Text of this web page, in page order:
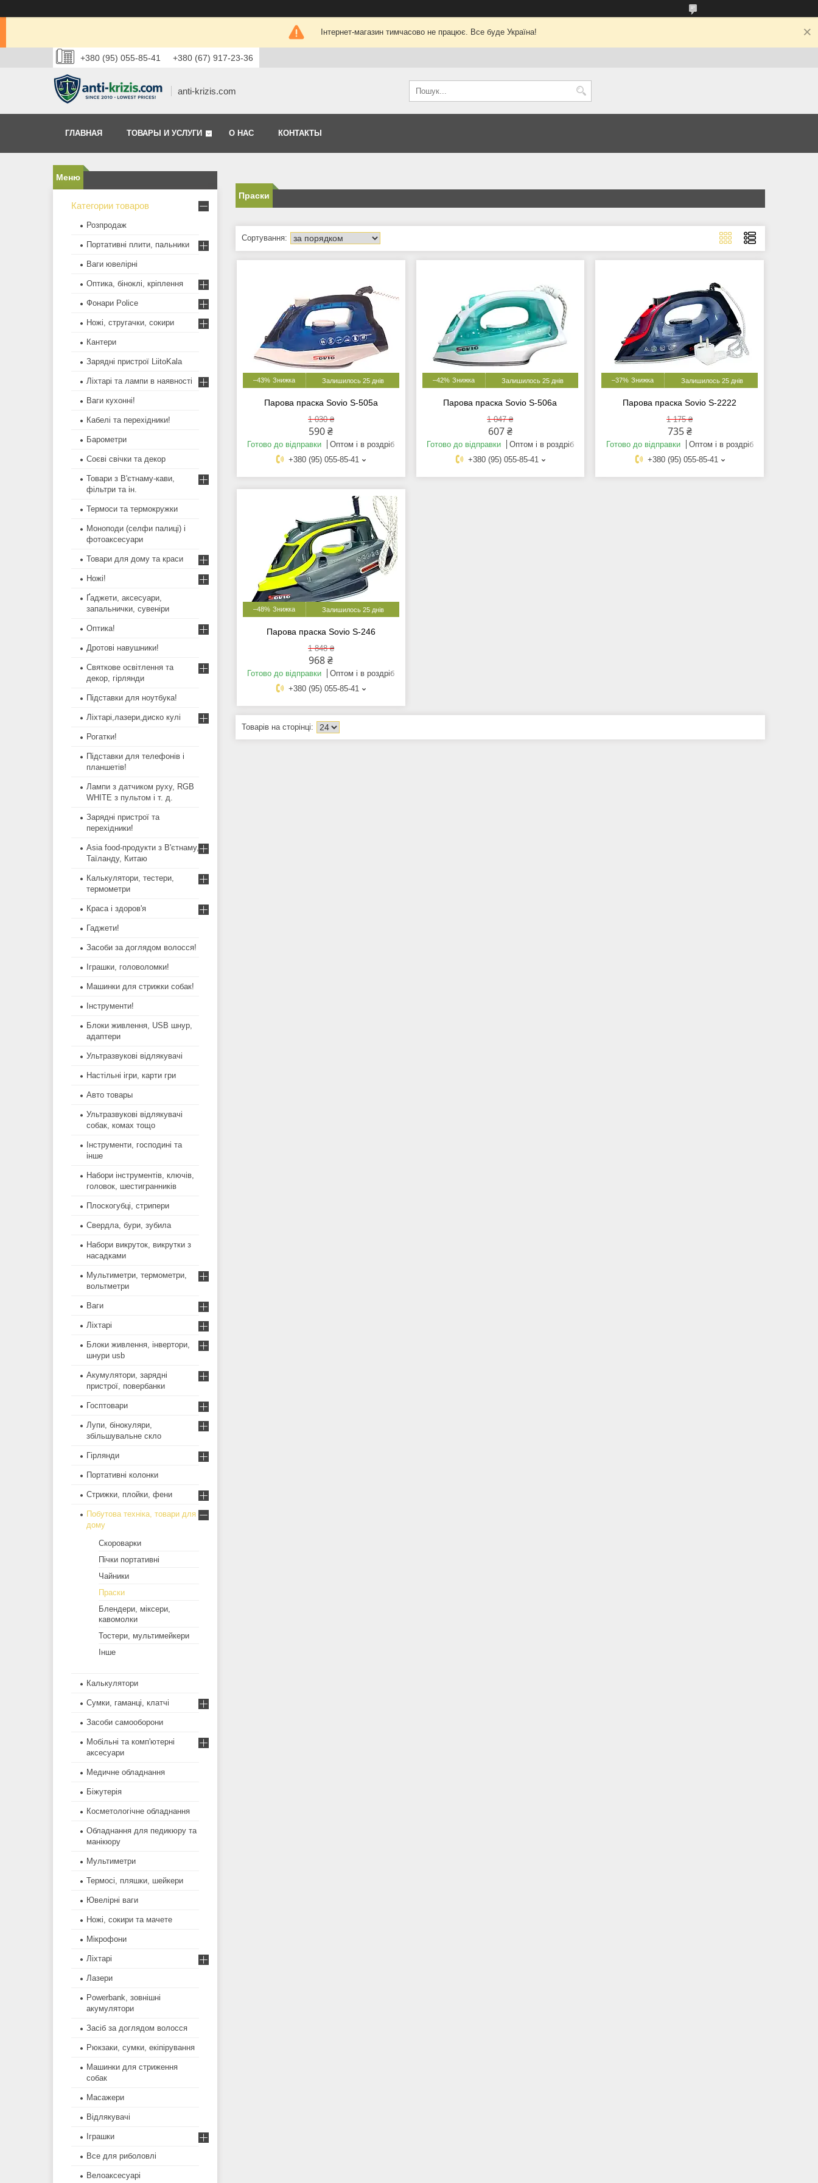
Інтернет-магазин тимчасово не працює. Все буде Україна!
+380 (95) 055-85-41 +380 (67) 917-23-36
anti-krizis.com
ГЛАВНАЯ ТОВАРЫ И УСЛУГИ О НАС КОНТАКТЫ
Праски
–43% Залишилось 25 днів
Парова праска Sovio S-505a
1 030 ₴
590 ₴
Готово до відправки
Оптом і в роздріб
+380 (95) 055-85-41
–42% Залишилось 25 днів
Парова праска Sovio S-506a
1 047 ₴
607 ₴
Готово до відправки
Оптом і в роздріб
+380 (95) 055-85-41
–37% Залишилось 25 днів
Парова праска Sovio S-2222
1 175 ₴
735 ₴
Готово до відправки
Оптом і в роздріб
+380 (95) 055-85-41
–48% Залишилось 25 днів
Парова праска Sovio S-246
1 848 ₴
968 ₴
Готово до відправки
Оптом і в роздріб
+380 (95) 055-85-41
Категории товаров
Розпродаж
Портативні плити, пальники
Ваги ювелірні
Оптика, біноклі, кріплення
Фонари Police
Ножі, стругачки, сокири
Кантери
Зарядні пристрої LiitoKala
Ліхтарі та лампи в наявності
Ваги кухонні!
Кабелі та перехідники!
Барометри
Соєві свічки та декор
Товари з В'єтнаму-кави,
фільтри та ін.
Термоси та термокружки
Моноподи (селфи палиці) і
фотоаксесуари
Товари для дому та краси
Ножі!
Ґаджети, аксесуари,
запальнички, сувеніри
Оптика!
Дротові навушники!
Святкове освітлення та
декор, гірлянди
Підставки для ноутбука!
Ліхтарі,лазери,диско кулі
Рогатки!
Підставки для телефонів і
планшетів!
Лампи з датчиком руху, RGB
WHITE з пультом і т. д.
Зарядні пристрої та
перехідники!
Asia food-продукти з В'єтнаму,
Таїланду, Китаю
Калькулятори, тестери,
термометри
Краса і здоров'я
Гаджети!
Засоби за доглядом волосся!
Іграшки, головоломки!
Машинки для стрижки собак!
Інструменти!
Блоки живлення, USB шнур,
адаптери
Ультразвукові відлякувачі
Настільні ігри, карти гри
Авто товары
Ультразвукові відлякувачі
собак, комах тощо
Інструменти, господині та
інше
Набори інструментів, ключів,
головок, шестигранників
Плоскогубці, стрипери
Свердла, бури, зубила
Набори викруток, викрутки з
насадками
Мультиметри, термометри,
вольтметри
Ваги
Ліхтарі
Блоки живлення, інвертори,
шнури usb
Акумулятори, зарядні
пристрої, повербанки
Госптовари
Лупи, бінокуляри,
збільшувальне скло
Гірлянди
Портативні колонки
Стрижки, плойки, фени
Побутова техніка, товари для
дому
Скороварки
Пічки портативні
Чайники
Праски
Блендери, міксери,
кавомолки
Тостери, мультимейкери
Інше
Калькулятори
Сумки, гаманці, клатчі
Засоби самооборони
Мобільні та комп'ютерні
аксесуари
Медичне обладнання
Біжутерія
Косметологічне обладнання
Обладнання для педикюру та
манікюру
Мультиметри
Термосі, пляшки, шейкери
Ювелірні ваги
Ножі, сокири та мачете
Мікрофони
Ліхтарі
Лазери
Powerbank, зовнішні
акумулятори
Засіб за доглядом волосся
Рюкзаки, сумки, екіпірування
Машинки для стриження
собак
Масажери
Відлякувачі
Іграшки
Все для риболовлі
Велоаксесуарі